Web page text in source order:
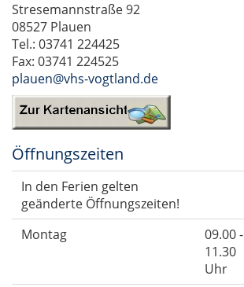
Stresemannstraße 92
08527 Plauen
Tel.: 03741 224425
Fax: 03741 224525
plauen@vhs-vogtland.de
Öffnungszeiten
In den Ferien gelten
geänderte Öffnungszeiten!
Montag
09.00 -
11.30
Uhr